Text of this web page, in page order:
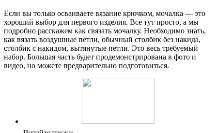
Если вы только осваиваете вязание крючком, мочалка — это
хороший выбор для первого изделия. Все тут просто, а мы
подробно расскажем как связать мочалку. Необходимо знать,
как вязать воздушные петли, обычный столбик без накида,
столбик с накидом, вытянутые петли. Это весь требуемый
набор. Большая часть будет продемонстрирована в фото и
видео, но можете предварительно подготовиться.